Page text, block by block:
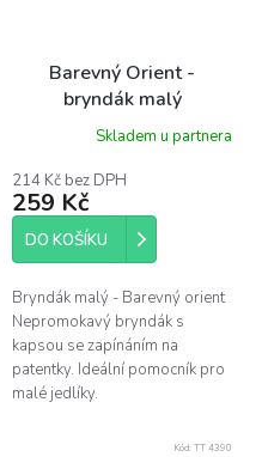
Barevný Orient -
bryndák malý
Skladem u partnera
214 Kč bez DPH
259 Kč
DO KOŠÍKU
Bryndák malý - Barevný orient
Nepromokavý bryndák s
kapsou se zapínáním na
patentky. Ideální pomocník pro
malé jedlíky.
Kód: TT 4390